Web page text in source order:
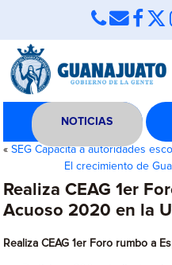
NOTICIAS
«SEG Capacita a autoridades
El crecimiento de
Realiza CEAG 1er
Acuoso 2020 en la
Realiza CEAG 1er Foro rumbo a